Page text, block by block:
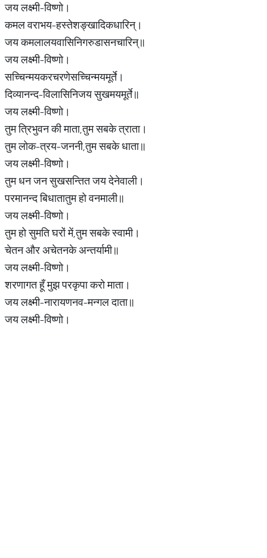
जय लक्ष्मी-विष्णो।
कमल वराभय-हस्तेशङ्खादिकधारिन्।
जय कमलालयवासिनिगरुडासनचारिन्॥
जय लक्ष्मी-विष्णो।
सच्चिन्मयकरचरणेसच्चिन्मयमूर्ते।
दिव्यानन्द-विलासिनिजय सुखमयमूर्ते॥
जय लक्ष्मी-विष्णो।
तुम त्रिभुवन की माता,तुम सबके त्राता।
तुम लोक-त्रय-जननी,तुम सबके धाता॥
जय लक्ष्मी-विष्णो।
तुम धन जन सुखसन्तित जय देनेवाली।
परमानन्द बिधातातुम हो वनमाली॥
जय लक्ष्मी-विष्णो।
तुम हो सुमति घरों में,तुम सबके स्वामी।
चेतन और अचेतनके अन्तर्यामी॥
जय लक्ष्मी-विष्णो।
शरणागत हूँ मुझ परकृपा करो माता।
जय लक्ष्मी-नारायणनव-मन्गल दाता॥
जय लक्ष्मी-विष्णो।